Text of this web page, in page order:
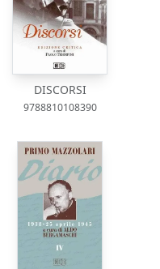
DISCORSI
9788810108390